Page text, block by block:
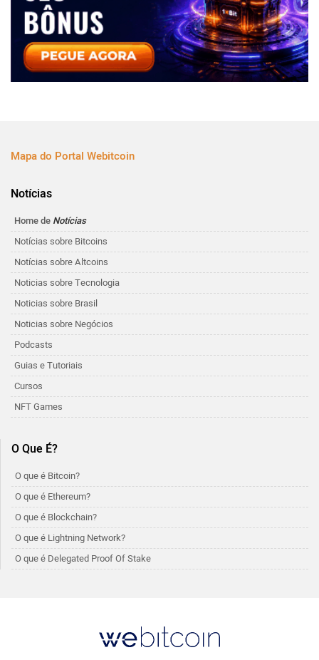
Mapa do Portal Webitcoin
Notícias
Home de Notícias
Notícias sobre Bitcoins
Notícias sobre Altcoins
Noticias sobre Tecnologia
Noticias sobre Brasil
Noticias sobre Negócios
Podcasts
Guias e Tutoriais
Cursos
NFT Games
O Que É?
O que é Bitcoin?
O que é Ethereum?
O que é Blockchain?
O que é Lightning Network?
O que é Delegated Proof Of Stake